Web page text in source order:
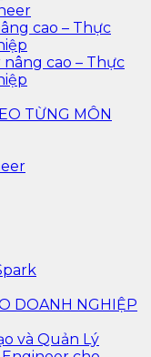
cao – Thực
cao – Thực
TỪNG MÔN
DOANH NGHIỆP
và Quản Lý